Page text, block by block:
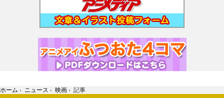
ホーム › ニュース › 映画 › 記事